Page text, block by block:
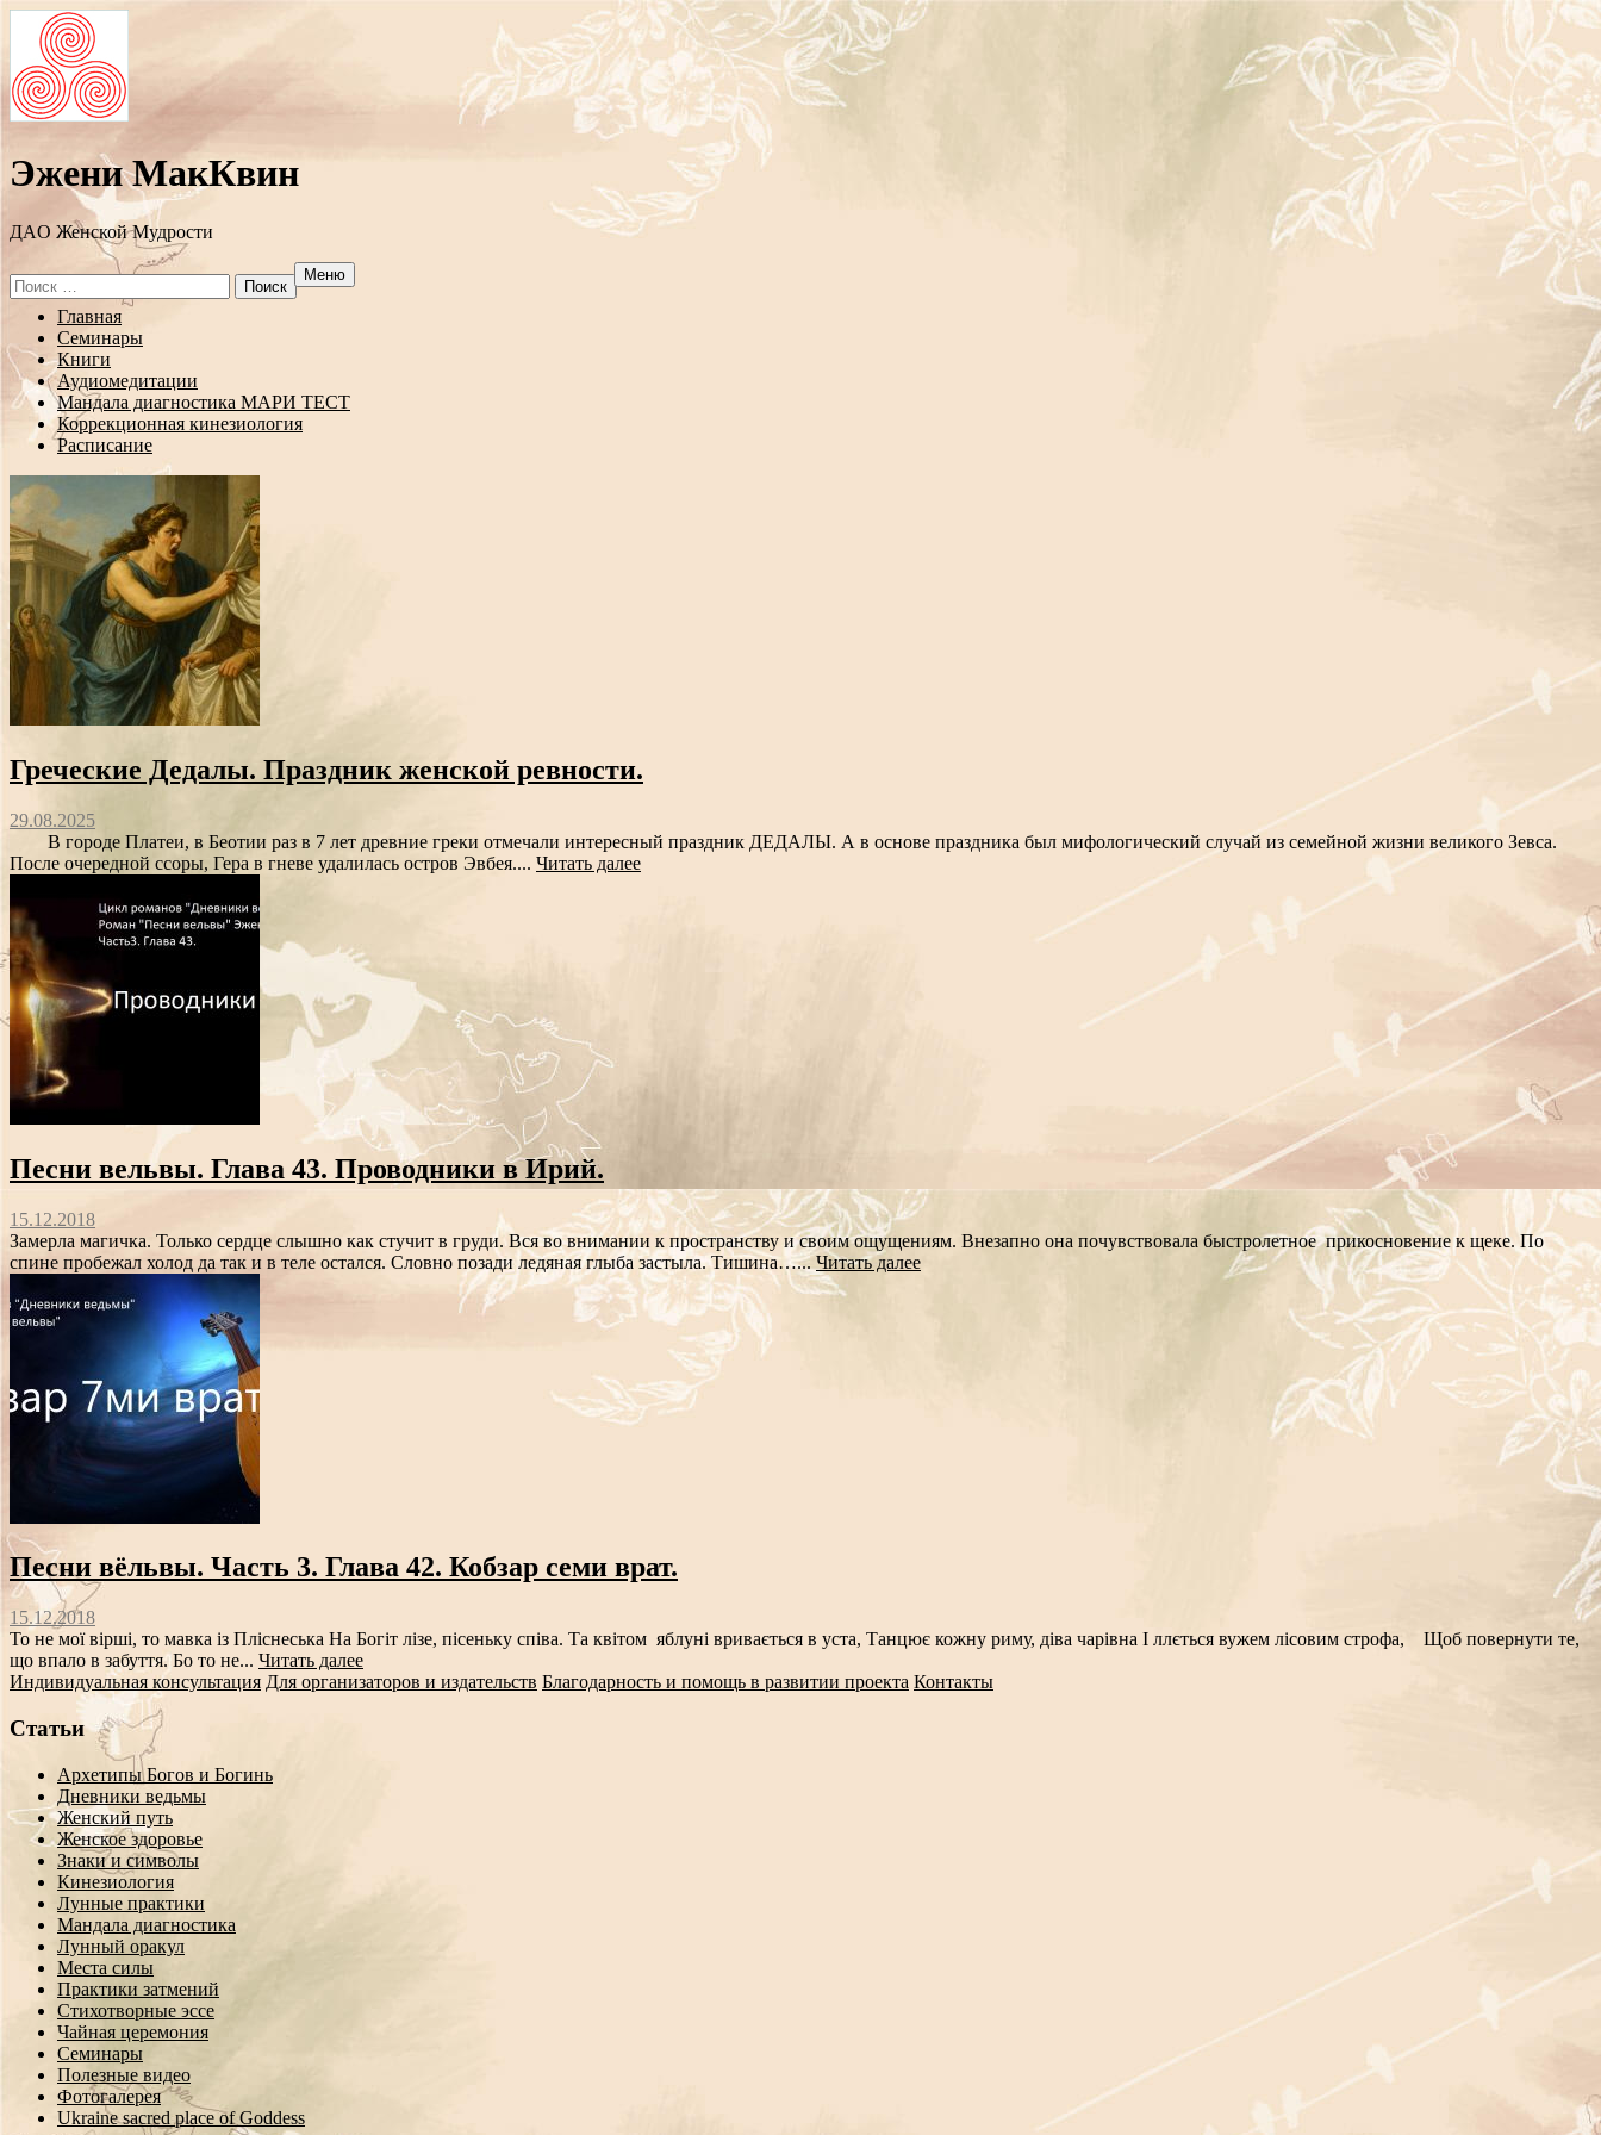
Эжени МакКвин
ДAO Женской Мудрости
Search
for:
Меню
Перейти
содержанию
Главная
Семинары
Книги
Аудиомедитации
Мандала диагностика МАРИ ТЕСТ
Коррекционная кинезиология
Расписание
Греческие Дедалы. Праздник женской ревности.
29.08.2025
В городе Платеи, в Беотии раз в 7 лет древние греки отмечали интересный праздник ДЕДАЛЫ. А в основе праздника был мифологический случай из семейной жизни великого Зевса.
После очередной ссоры, Гера в гневе удалилась остров Эвбея.... Читать далее
Песни вельвы. Глава 43. Проводники в Ирий.
15.12.2018
Замерла магичка. Только сердце слышно как стучит в груди. Вся во внимании к пространству и своим ощущениям. Внезапно она почувствовала быстролетное прикосновение к щеке. По
спине пробежал холод да так и в теле остался. Словно позади ледяная глыба застыла. Тишина…...Читать далее
Песни вёльвы. Часть 3. Глава 42. Кобзар семи врат.
15.12.2018
То не мої вірші, то мавка із Пліснеська На Богіт лізе, пісеньку співа. Та квітом яблуні вривається в уста, Танцює кожну риму, діва чарівна І ллється вужем лісовим строфа, Щоб повернути те,
що впало в забуття. Бо то не... Читать далее
Индивидуальная консультация Для организаторов и издательств Благодарность и помощь в развитии проекта Контакты
Статьи
Архетипы Богов и Богинь
Дневники ведьмы
Женский путь
Женское здоровье
Знаки и символы
Кинезиология
Лунные практики
Мандала диагностика
Лунный оракул
Места силы
Практики затмений
Стихотворные эссе
Чайная церемония
Семинары
Полезные видео
Фотогалерея
Ukraine sacred place of Goddess